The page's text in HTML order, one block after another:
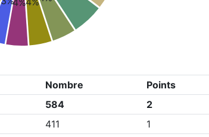
4%
Nombre
Points
584
2
411
1